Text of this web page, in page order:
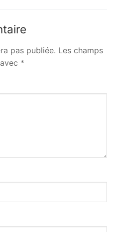
pas publiée. Les champs
*